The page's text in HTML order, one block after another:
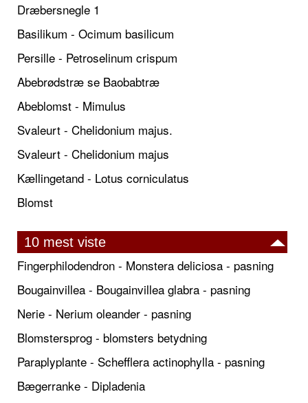
Dræbersnegle 1
Basilikum - Ocimum basilicum
Persille - Petroselinum crispum
Abebrødstræ se Baobabtræ
Abeblomst - Mimulus
Svaleurt - Chelidonium majus.
Svaleurt - Chelidonium majus
Kællingetand - Lotus corniculatus
Blomst
10 mest viste
Fingerphilodendron - Monstera deliciosa - pasning
Bougainvillea - Bougainvillea glabra - pasning
Nerie - Nerium oleander - pasning
Blomstersprog - blomsters betydning
Paraplyplante - Schefflera actinophylla - pasning
Bægerranke - Dipladenia